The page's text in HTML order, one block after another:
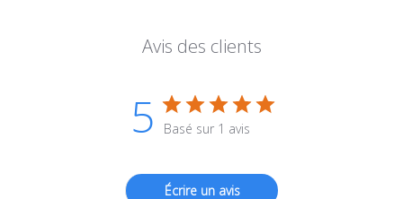
Avis des clients
5 Basé sur 1 avis
Écrire un avis